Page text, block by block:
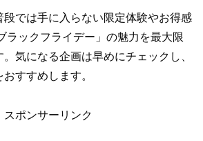
段では手に入らない限定体験やお得感
ラックフライデー」の魅力を最大限
気になる企画は早めにチェックし、
すすめします。
スポンサーリンク